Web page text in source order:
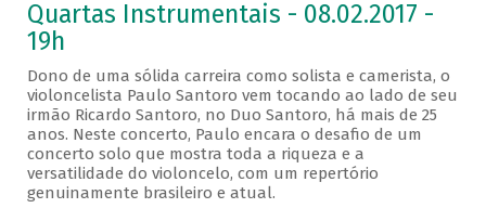
Quartas Instrumentais - 08.02.2017 -
19h
Dono de uma sólida carreira como solista e camerista, o
violoncelista Paulo Santoro vem tocando ao lado de seu
irmão Ricardo Santoro, no Duo Santoro, há mais de 25
anos. Neste concerto, Paulo encara o desafio de um
concerto solo que mostra toda a riqueza e a
versatilidade do violoncelo, com um repertório
genuinamente brasileiro e atual.